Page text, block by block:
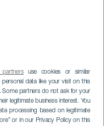
use cookies or similar
data like your visit on this
Some partners do not ask for your
legitimate business interest. You
processing based on legitimate
or in our Privacy Policy on this